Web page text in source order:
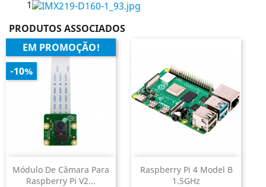
1
PRODUTOS ASSOCIADOS
Módulo De Câmara Para
Raspberry Pi V2...
EM PROMOÇÃO!
-10%
Raspberry Pi 4 Model B
1.5GHz